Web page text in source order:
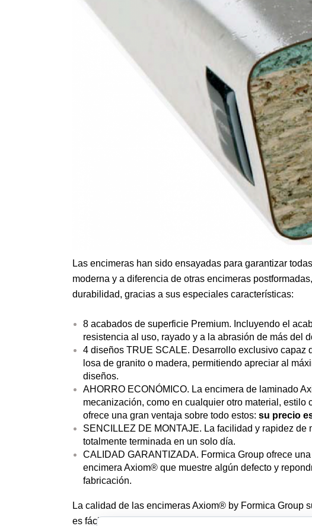
Las encimeras han sido ensayadas para garantizar
moderna y a diferencia de otras encimeras
durabilidad, gracias a sus especiales características:
8 acabados de superficie Premium. Incluyendo el
resistencia al uso, rayado y a la abrasión de más del
4 diseños TRUE SCALE. Desarrollo exclusivo capaz
losa de granito o madera, permitiendo apreciar al
diseños.
AHORRO ECONÓMICO. La encimera de laminado
mecanización, como en cualquier otro material,
ofrece una gran ventaja sobre todo estos: su precio
SENCILLEZ DE MONTAJE. La facilidad y rapidez de
totalmente terminada en un solo día.
CALIDAD GARANTIZADA. Formica Group ofrece
encimera Axiom® que muestre algún defecto y
fabricación.
La calidad de las encimeras Axiom® by Formica Group
es fácil de reconocer gracias a su trasera identificativa.